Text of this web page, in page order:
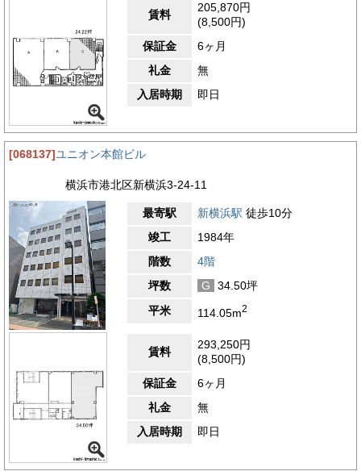
賃料
205,870円
(8,500円)
保証金
6ヶ月
礼金
無
入居時期
即日
[068137]ユニオン本館ビル
横浜市港北区新横浜3-24-11
最寄駅 新横浜駅 徒歩10分
竣工
1984年
階数
4階
坪数
G
34.50坪
平米
114.05m2
賃料
293,250円
(8,500円)
保証金
6ヶ月
礼金
無
入居時期
即日